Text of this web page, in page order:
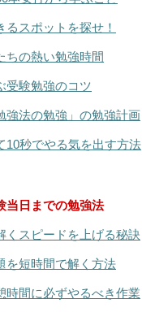
るスポットを探せ！
ちの熱い勉強時間
受験勉強のコツ
強法の勉強」の勉強計画
10秒でやる気を出す方法
日までの勉強法
くスピードを上げる秘訣
を短時間で解く方法
時間に必ずやるべき作業